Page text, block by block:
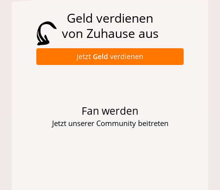
Geld verdienen
von Zuhause aus
Jetzt Geld verdienen
Fan werden
Jetzt unserer Community beitreten